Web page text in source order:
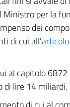
per la
dei
di cui all'
al capitolo 6872
di lire 14 miliardi.